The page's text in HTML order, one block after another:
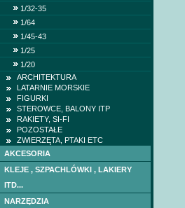
1/32-35
1/64
1/45-43
1/25
1/20
ARCHITEKTURA
LATARNIE MORSKIE
FIGURKI
STEROWCE, BALONY ITP
RAKIETY, SI-FI
POZOSTAŁE
ZWIERZĘTA, PTAKI ETC
AKCESORIA
KLEJE , SZPACHLÓWKI , LAKIERY
ITD...
NARZĘDZIA